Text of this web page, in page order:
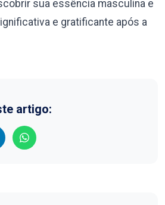
sua essência masculina e
e gratificante após a
artigo: